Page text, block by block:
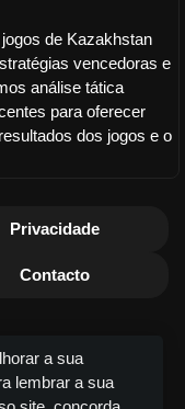
de Kazakhstan
vencedoras e
análise tática
para oferecer
dos jogos e o
Privacidade
Contacto
a sua
lembrar a sua